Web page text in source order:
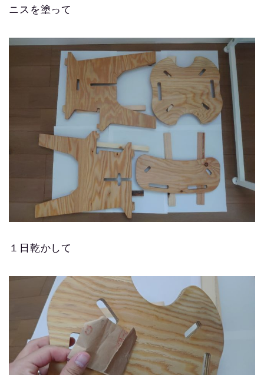
ニスを塗って
１日乾かして